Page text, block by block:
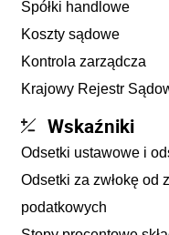
Spółki handlowe
Koszty sądowe
Kontrola zarządcza
Krajowy Rejestr
Wskaźniki
Odsetki ustawowe i
Odsetki za zwłokę od
podatkowych